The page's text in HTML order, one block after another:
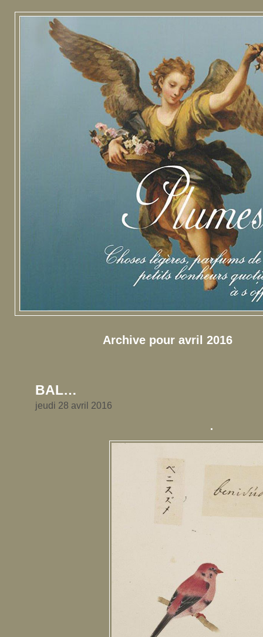
Archive pour avril 2016
BAL…
jeudi 28 avril 2016
.